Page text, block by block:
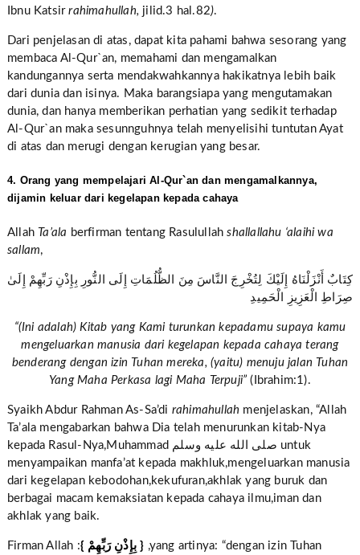
Ibnu Katsirrahimahullah, jilid.3 hal.82).
Dari penjelasan di atas, dapat kita pahami bahwa sesorang yang
membaca Al-Qur`an, memahami dan mengamalkan
kandungannya serta mendakwahkannya hakikatnya lebih baik
dari dunia dan isinya. Maka barangsiapa yang mengutamakan
dunia, dan hanya memberikan perhatian yang sedikit terhadap
Al-Qur`an maka sesunnguhnya telah menyelisihi tuntutan Ayat
di atas dan merugi dengan kerugian yang besar.
4. Orang yang mempelajari Al-Qur`an dan mengamalkannya,
dijamin keluar dari kegelapan kepada cahaya
Allah Ta’ala berfirman tentang Rasulullahshallallahu ‘alaihi wa
sallam,
كِتَابٌ أَنْزَلْنَاهُ إِلَيْكَ لِتُخْرِجَ النَّاسَ مِنَ الظُّلُمَاتِ إِلَى النُّورِ بِإِذْنِ رَبِّهِمْ إِلَىٰ
صِرَاطِ الْعَزِيزِ الْحَمِيدِ
“(Ini adalah) Kitab yang Kami turunkan kepadamu supaya kamu
mengeluarkan manusia dari kegelapan kepada cahaya terang
benderang dengan izin Tuhan mereka, (yaitu) menuju jalan Tuhan
Yang Maha Perkasa lagi Maha Terpuji”(Ibrahim:1).
Syaikh Abdur Rahman As-Sa’di rahimahullah menjelaskan, “Allah
Ta’ala mengabarkan bahwa Dia telah menurunkan kitab-Nya
kepada Rasul-Nya,Muhammad صلى الله عليه وسلم untuk
menyampaikan manfa’at kepada makhluk,mengeluarkan manusia
dari kegelapan kebodohan,kekufuran,akhlak yang buruk dan
berbagai macam kemaksiatan kepada cahaya ilmu,iman dan
akhlak yang baik.
Firman Allah : { بِإِذْنِ رَبِّهِمْ } ,yang artinya: “dengan izin Tuhan